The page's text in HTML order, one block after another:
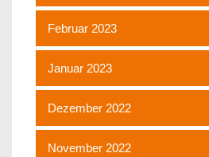
Februar 2023
Januar 2023
Dezember 2022
November 2022